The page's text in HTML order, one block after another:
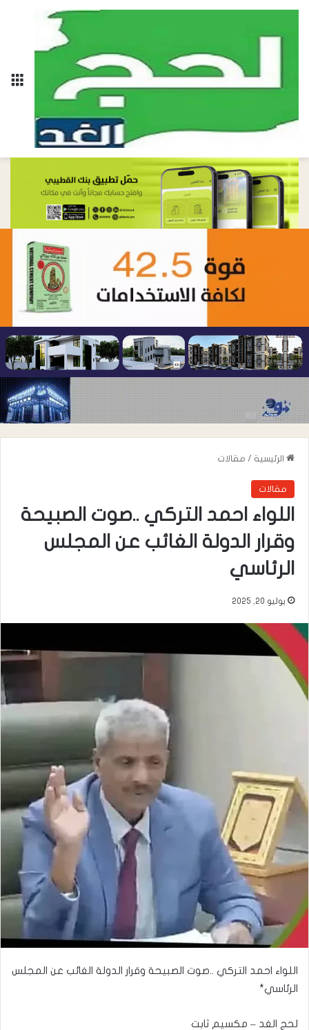
الرئيسية / مقالات
مقالات
اللواء احمد التركي ..صوت الصبيحة
وقرار الدولة الغائب عن المجلس
الرئاسي
يوليو 20, 2025
اللواء احمد التركي ..صوت الصبيحة وقرار الدولة الغائب عن المجلس
الرئاسي*
لحج الغد – مكسيم ثابت